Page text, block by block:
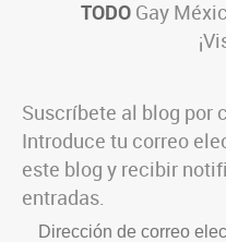
TODOGay
Suscríbete al blog por
Introduce tu correo
este blog y recibir
entradas.